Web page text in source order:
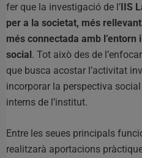
fer que la investigació de l’IIS
per a la societat, més
més connectada amb l’entorn
social. Tot això des de
que busca acostar l’activitat
incorporar la perspectiva
interns de l’institut.
Entre les seues principals
realitzarà aportacions